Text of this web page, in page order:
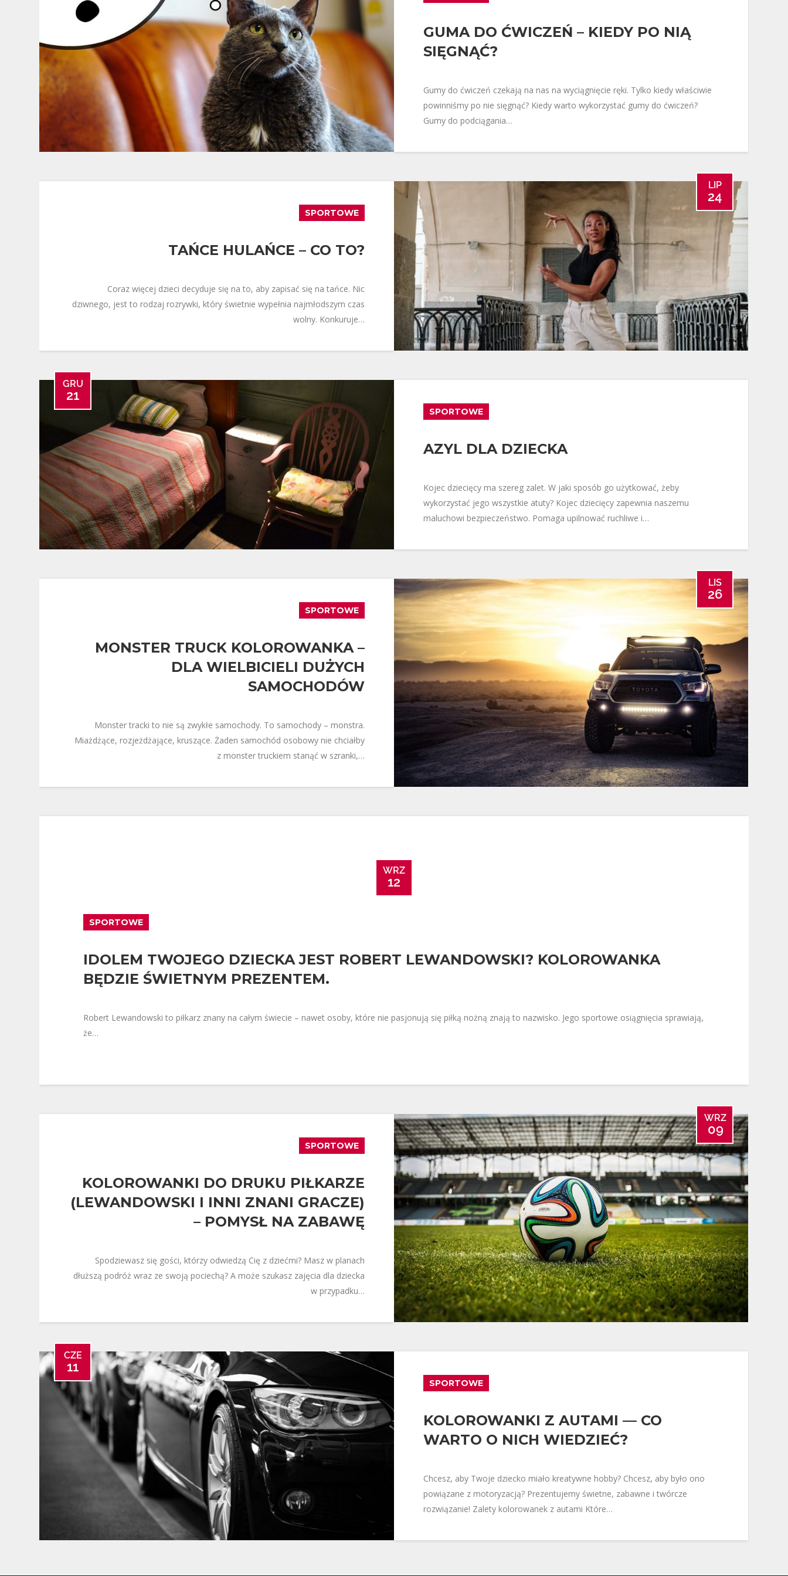
GUMA DO ĆWICZEŃ – KIEDY PO NIĄ
SIĘGNĄĆ?
Gumy do ćwiczeń czekają na nas na wyciągnięcie ręki. Tylko kiedy właściwie
powinniśmy po nie sięgnąć? Kiedy warto wykorzystać gumy do ćwiczeń?
Gumy do podciągania…
LIP
24
SPORTOWE
TAŃCE HULAŃCE – CO TO?
Coraz więcej dzieci decyduje się na to, aby zapisać się na tańce. Nic
dziwnego, jest to rodzaj rozrywki, który świetnie wypełnia najmłodszym czas
wolny. Konkuruje…
GRU
21
SPORTOWE
AZYL DLA DZIECKA
Kojec dziecięcy ma szereg zalet. W jaki sposób go użytkować, żeby
wykorzystać jego wszystkie atuty? Kojec dziecięcy zapewnia naszemu
maluchowi bezpieczeństwo. Pomaga upilnować ruchliwe i…
LIS
26
SPORTOWE
MONSTER TRUCK KOLOROWANKA –
DLA WIELBICIELI DUŻYCH
SAMOCHODÓW
Monster tracki to nie są zwykłe samochody. To samochody – monstra.
Miażdżące, rozjeżdżające, kruszące. Żaden samochód osobowy nie chciałby
z monster truckiem stanąć w szranki,…
WRZ
12
SPORTOWE
IDOLEM TWOJEGO DZIECKA JEST ROBERT LEWANDOWSKI? KOLOROWANKA
BĘDZIE ŚWIETNYM PREZENTEM.
Robert Lewandowski to piłkarz znany na całym świecie – nawet osoby, które nie pasjonują się piłką nożną znają to nazwisko. Jego sportowe osiągnięcia sprawiają,
że…
WRZ
09
SPORTOWE
KOLOROWANKI DO DRUKU PIŁKARZE
(LEWANDOWSKI I INNI ZNANI GRACZE)
– POMYSŁ NA ZABAWĘ
Spodziewasz się gości, którzy odwiedzą Cię z dziećmi? Masz w planach
dłuższą podróż wraz ze swoją pociechą? A może szukasz zajęcia dla dziecka
w przypadku…
CZE
11
SPORTOWE
KOLOROWANKI Z AUTAMI — CO
WARTO O NICH WIEDZIEĆ?
Chcesz, aby Twoje dziecko miało kreatywne hobby? Chcesz, aby było ono
powiązane z motoryzacją? Prezentujemy świetne, zabawne i twórcze
rozwiązanie! Zalety kolorowanek z autami Które…